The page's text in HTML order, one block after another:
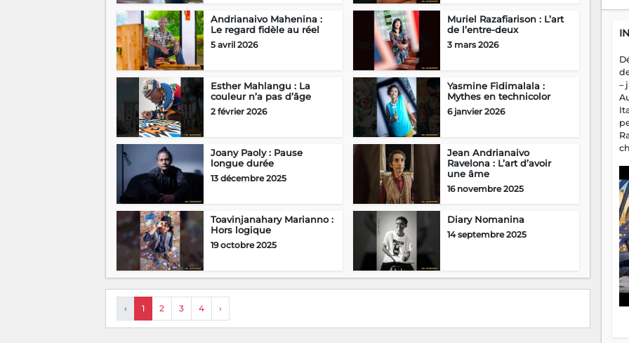
Andrianaivo Mahenina :
Le regard fidèle au réel
5 avril 2026
Muriel Razafiarison : L’art
de l’entre-deux
3 mars 2026
Esther Mahlangu : La
couleur n’a pas d’âge
2 février 2026
Yasmine Fidimalala :
Mythes en technicolor
6 janvier 2026
Joany Paoly : Pause
longue durée
13 décembre 2025
Jean Andrianaivo
Ravelona : L’art d’avoir
une âme
16 novembre 2025
Toavinjanahary Marianno :
Hors logique
19 octobre 2025
Diary Nomanina
14 septembre 2025
‹ 1 2 3 4 ›
–